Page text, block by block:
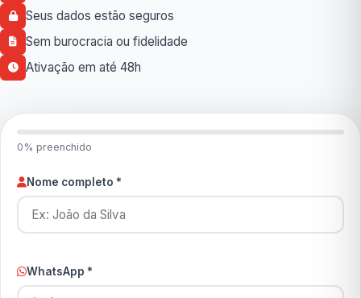
Seus dados estão seguros
Sem burocracia ou fidelidade
Ativação em até 48h
0% preenchido
Nome completo *
WhatsApp *